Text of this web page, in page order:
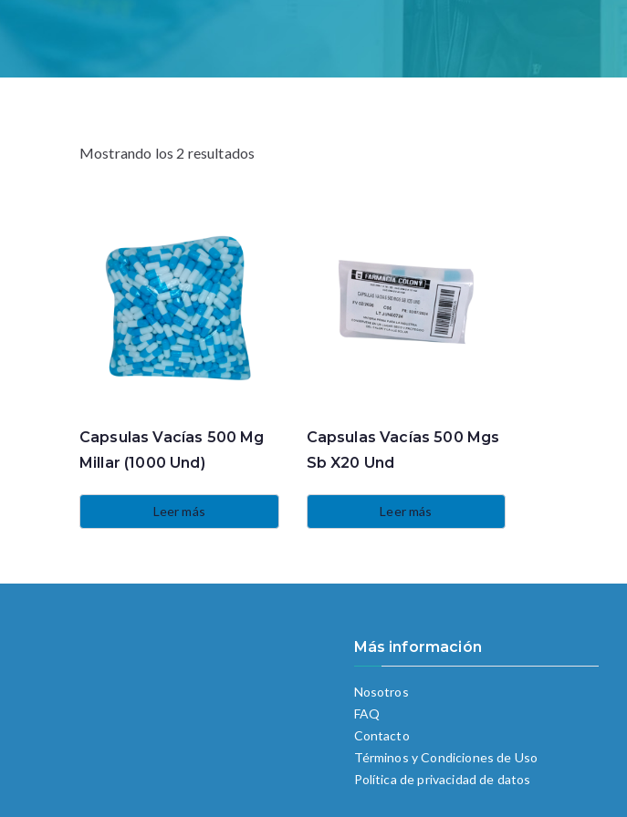
Mostrando los 2 resultados
Capsulas Vacías 500 Mg
Millar (1000 Und)
Leer más
Capsulas Vacías 500 Mgs
Sb X20 Und
Leer más
Más información
Nosotros
FAQ
Contacto
Términos y Condiciones de Uso
Política de privacidad de datos